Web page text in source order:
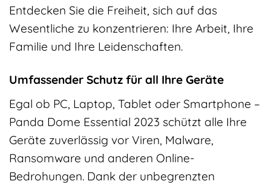
Entdecken Sie die Freiheit, sich auf das
Wesentliche zu konzentrieren: Ihre Arbeit, Ihre
Familie und Ihre Leidenschaften.
Umfassender Schutz für all Ihre Geräte
Egal ob PC, Laptop, Tablet oder Smartphone –
Panda Dome Essential 2023 schützt alle Ihre
Geräte zuverlässig vor Viren, Malware,
Ransomware und anderen Online-
Bedrohungen. Dank der unbegrenzten